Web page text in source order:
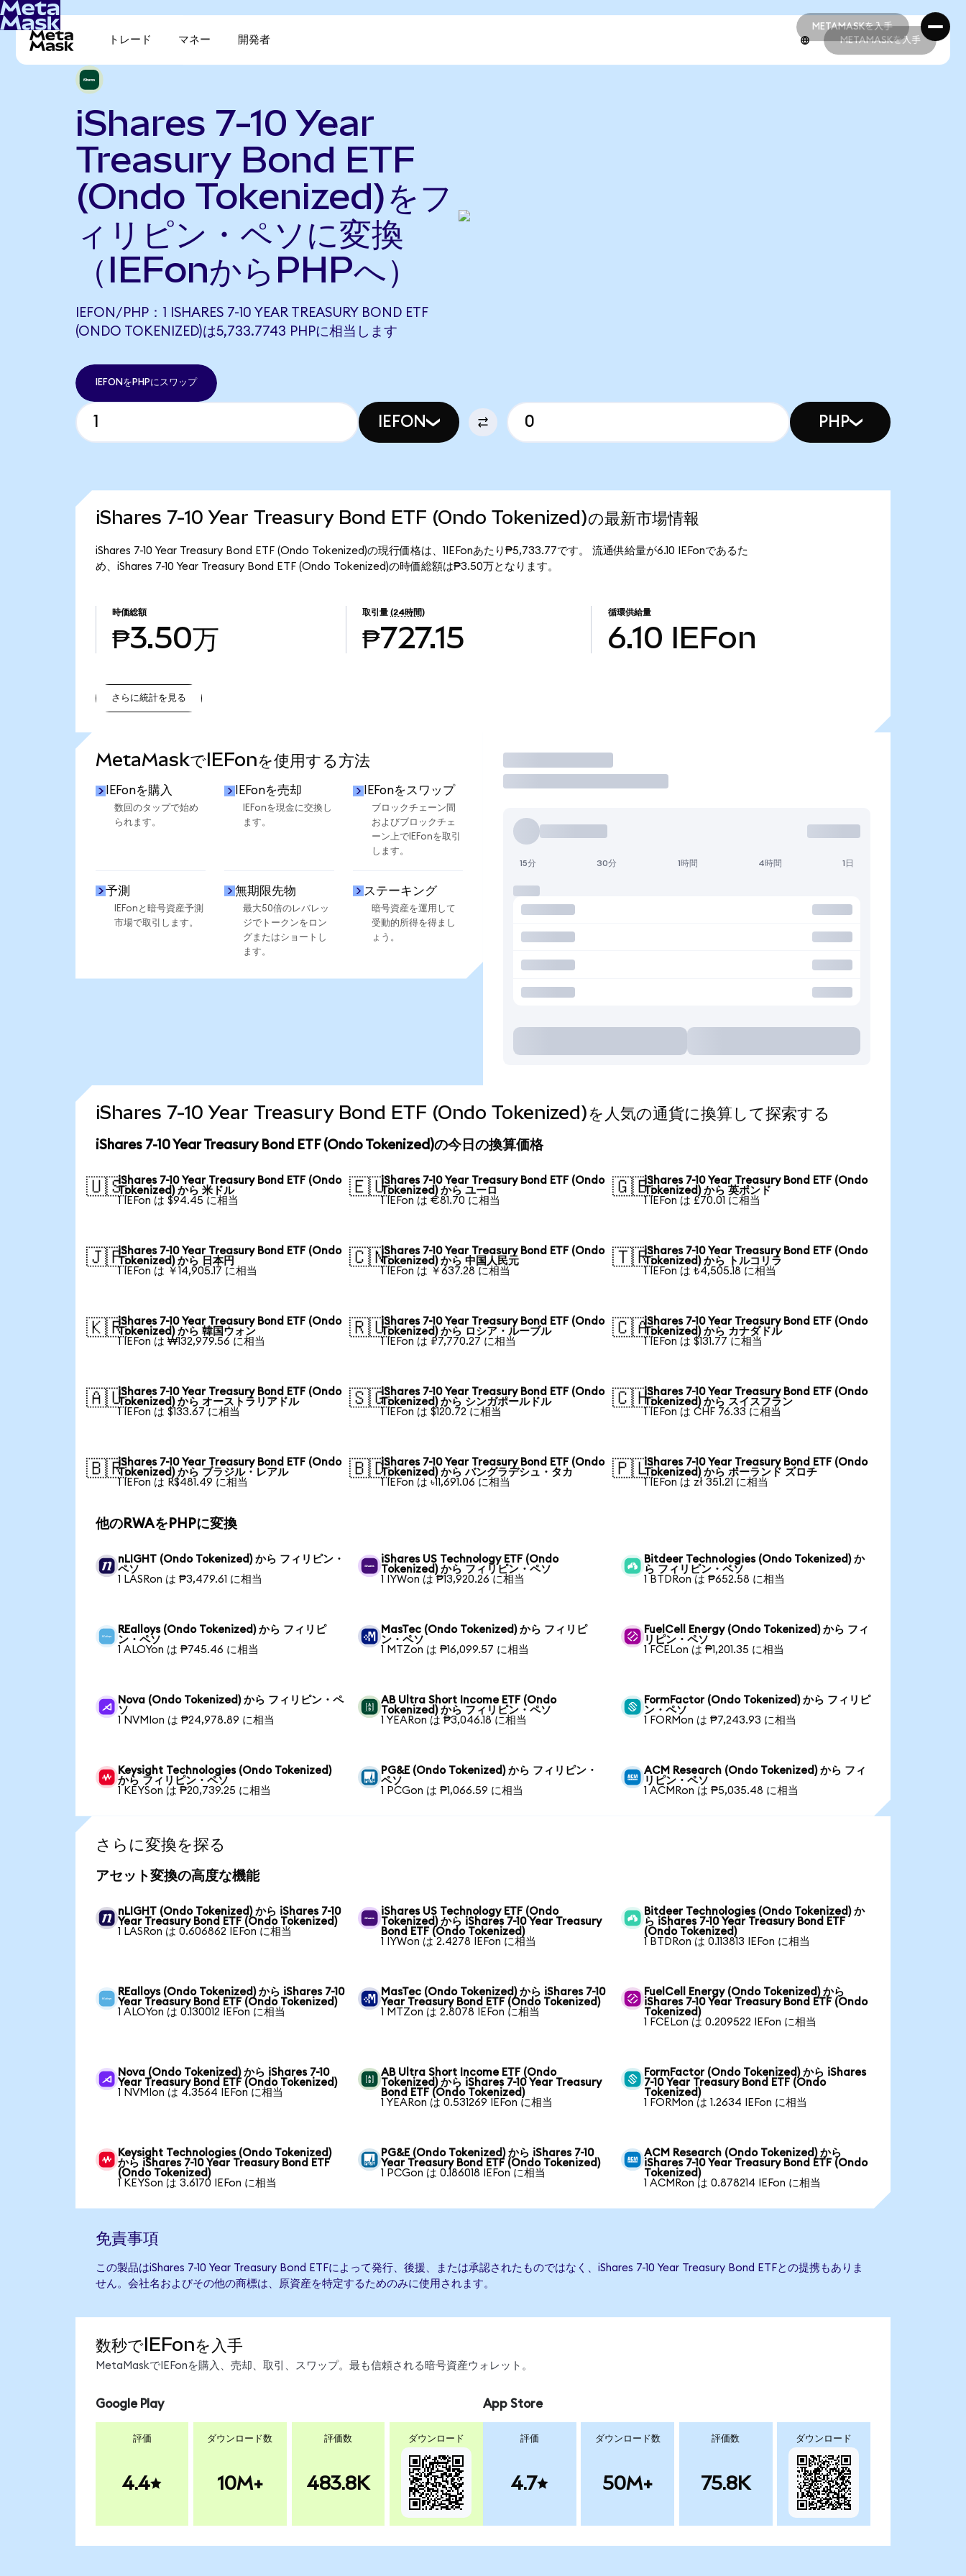
METAMASKを入手
METAMASKを入手
トレード マネー 開発者 METAMASKを入手
iShares 7-10 Year
Treasury Bond ETF
(Ondo Tokenized)をフ
ィリピン・ペソに変換
（IEFonからPHPへ）
IEFON/PHP：1 ISHARES 7-10 YEAR TREASURY BOND ETF
(ONDO TOKENIZED)は5,733.7743 PHPに相当します
IEFONをPHPにスワップ
IEFON PHP
iShares 7-10 Year Treasury Bond ETF (Ondo Tokenized)の最新市場情報
iShares 7-10 Year Treasury Bond ETF (Ondo Tokenized)の現行価格は、1IEFonあたり₱5,733.77です。 流通供給量が6.10 IEFonであるた
め、iShares 7-10 Year Treasury Bond ETF (Ondo Tokenized)の時価総額は₱3.50万となります。
時価総額
₱3.50万
取引量 (24時間)
₱727.15
循環供給量
6.10 IEFon
さらに統計を見る
MetaMaskでIEFonを使用する方法
IEFonを購入
数回のタップで始め
られます。
IEFonを売却
IEFonを現金に交換し
ます。
IEFonをスワップ
ブロックチェーン間
およびブロックチェ
ーン上でIEFonを取引
します。
予測
IEFonと暗号資産予測
市場で取引します。
無期限先物
最大50倍のレバレッ
ジでトークンをロン
グまたはショートし
ます。
ステーキング
暗号資産を運用して
受動的所得を得まし
ょう。
取引
15分 30分 1時間 4時間 1日
iShares 7-10 Year Treasury Bond ETF (Ondo Tokenized)を人気の通貨に換算して探索する
iShares 7-10 Year Treasury Bond ETF (Ondo Tokenized)の今日の換算価格
🇺🇸iShares 7-10 Year Treasury Bond ETF (Ondo
Tokenized) から 米ドル
1 IEFon は $94.45 に相当
🇪🇺iShares 7-10 Year Treasury Bond ETF (Ondo
Tokenized) から ユーロ
1 IEFon は €81.70 に相当
🇬🇧iShares 7-10 Year Treasury Bond ETF (Ondo
Tokenized) から 英ポンド
1 IEFon は £70.01 に相当
🇯🇵iShares 7-10 Year Treasury Bond ETF (Ondo
Tokenized) から 日本円
1 IEFon は ￥14,905.17 に相当
🇨🇳iShares 7-10 Year Treasury Bond ETF (Ondo
Tokenized) から 中国人民元
1 IEFon は ￥637.28 に相当
🇹🇷iShares 7-10 Year Treasury Bond ETF (Ondo
Tokenized) から トルコリラ
1 IEFon は ₺4,505.18 に相当
🇰🇷iShares 7-10 Year Treasury Bond ETF (Ondo
Tokenized) から 韓国ウォン
1 IEFon は ₩132,979.56 に相当
🇷🇺iShares 7-10 Year Treasury Bond ETF (Ondo
Tokenized) から ロシア・ルーブル
1 IEFon は ₽7,770.27 に相当
🇨🇦iShares 7-10 Year Treasury Bond ETF (Ondo
Tokenized) から カナダドル
1 IEFon は $131.77 に相当
🇦🇺iShares 7-10 Year Treasury Bond ETF (Ondo
Tokenized) から オーストラリアドル
1 IEFon は $133.67 に相当
🇸🇬iShares 7-10 Year Treasury Bond ETF (Ondo
Tokenized) から シンガポールドル
1 IEFon は $120.72 に相当
🇨🇭iShares 7-10 Year Treasury Bond ETF (Ondo
Tokenized) から スイスフラン
1 IEFon は CHF 76.33 に相当
🇧🇷iShares 7-10 Year Treasury Bond ETF (Ondo
Tokenized) から ブラジル・レアル
1 IEFon は R$481.49 に相当
🇧🇩iShares 7-10 Year Treasury Bond ETF (Ondo
Tokenized) から バングラデシュ・タカ
1 IEFon は ৳11,691.06 に相当
🇵🇱iShares 7-10 Year Treasury Bond ETF (Ondo
Tokenized) から ポーランド ズロチ
1 IEFon は zł 351.21 に相当
他のRWAをPHPに変換
nLIGHT (Ondo Tokenized) から フィリピン・
ペソ
1 LASRon は ₱3,479.61 に相当
iShares US Technology ETF (Ondo
Tokenized) から フィリピン・ペソ
1 IYWon は ₱13,920.26 に相当
Bitdeer Technologies (Ondo Tokenized) か
ら フィリピン・ペソ
1 BTDRon は ₱652.58 に相当
REalloys (Ondo Tokenized) から フィリピ
ン・ペソ
1 ALOYon は ₱745.46 に相当
MasTec (Ondo Tokenized) から フィリピ
ン・ペソ
1 MTZon は ₱16,099.57 に相当
FuelCell Energy (Ondo Tokenized) から フィ
リピン・ペソ
1 FCELon は ₱1,201.35 に相当
Nova (Ondo Tokenized) から フィリピン・ペ
ソ
1 NVMIon は ₱24,978.89 に相当
AB Ultra Short Income ETF (Ondo
Tokenized) から フィリピン・ペソ
1 YEARon は ₱3,046.18 に相当
FormFactor (Ondo Tokenized) から フィリピ
ン・ペソ
1 FORMon は ₱7,243.93 に相当
Keysight Technologies (Ondo Tokenized)
から フィリピン・ペソ
1 KEYSon は ₱20,739.25 に相当
PG&E (Ondo Tokenized) から フィリピン・
ペソ
1 PCGon は ₱1,066.59 に相当
ACM Research (Ondo Tokenized) から フィ
リピン・ペソ
1 ACMRon は ₱5,035.48 に相当
さらに変換を探る
アセット変換の高度な機能
nLIGHT (Ondo Tokenized) から iShares 7-10
Year Treasury Bond ETF (Ondo Tokenized)
1 LASRon は 0.606862 IEFon に相当
iShares US Technology ETF (Ondo
Tokenized) から iShares 7-10 Year Treasury
Bond ETF (Ondo Tokenized)
1 IYWon は 2.4278 IEFon に相当
Bitdeer Technologies (Ondo Tokenized) か
ら iShares 7-10 Year Treasury Bond ETF
(Ondo Tokenized)
1 BTDRon は 0.113813 IEFon に相当
REalloys (Ondo Tokenized) から iShares 7-10
Year Treasury Bond ETF (Ondo Tokenized)
1 ALOYon は 0.130012 IEFon に相当
MasTec (Ondo Tokenized) から iShares 7-10
Year Treasury Bond ETF (Ondo Tokenized)
1 MTZon は 2.8078 IEFon に相当
FuelCell Energy (Ondo Tokenized) から
iShares 7-10 Year Treasury Bond ETF (Ondo
Tokenized)
1 FCELon は 0.209522 IEFon に相当
Nova (Ondo Tokenized) から iShares 7-10
Year Treasury Bond ETF (Ondo Tokenized)
1 NVMIon は 4.3564 IEFon に相当
AB Ultra Short Income ETF (Ondo
Tokenized) から iShares 7-10 Year Treasury
Bond ETF (Ondo Tokenized)
1 YEARon は 0.531269 IEFon に相当
FormFactor (Ondo Tokenized) から iShares
7-10 Year Treasury Bond ETF (Ondo
Tokenized)
1 FORMon は 1.2634 IEFon に相当
Keysight Technologies (Ondo Tokenized)
から iShares 7-10 Year Treasury Bond ETF
(Ondo Tokenized)
1 KEYSon は 3.6170 IEFon に相当
PG&E (Ondo Tokenized) から iShares 7-10
Year Treasury Bond ETF (Ondo Tokenized)
1 PCGon は 0.186018 IEFon に相当
ACM Research (Ondo Tokenized) から
iShares 7-10 Year Treasury Bond ETF (Ondo
Tokenized)
1 ACMRon は 0.878214 IEFon に相当
免責事項
この製品はiShares 7-10 Year Treasury Bond ETFによって発行、後援、または承認されたものではなく、iShares 7-10 Year Treasury Bond ETFとの提携もありま
せん。会社名およびその他の商標は、原資産を特定するためのみに使用されます。
数秒でIEFonを入手
MetaMaskでIEFonを購入、売却、取引、スワップ。最も信頼される暗号資産ウォレット。
Google Play
評価
4.4
ダウンロード数
10M+
評価数
483.8K
ダウンロード
App Store
評価
4.7
ダウンロード数
50M+
評価数
75.8K
ダウンロード